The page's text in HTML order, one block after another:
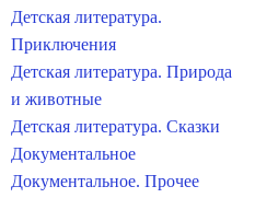
Детская литература.
Приключения
Детская литература. Природа
и животные
Детская литература. Сказки
Документальное
Документальное. Прочее